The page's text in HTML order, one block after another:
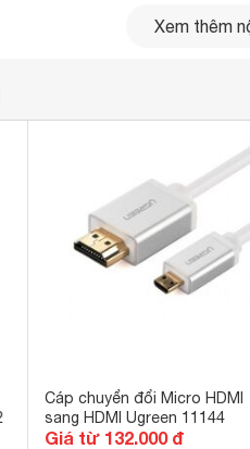
truyền cả hình ảnh âm thanh
,….Micro HDMI là
giữa cổng HDMI (Female)
Chuyển từ cổng Micro
Xem thêm
Cáp chuyển đổi Micro HDMI
sang HDMI Ugreen 11144
Giá từ 132.000 đ